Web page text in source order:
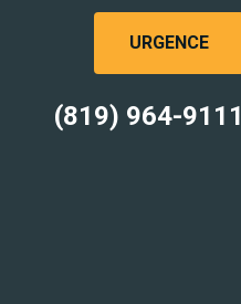
URGENCE
(819) 964-9111